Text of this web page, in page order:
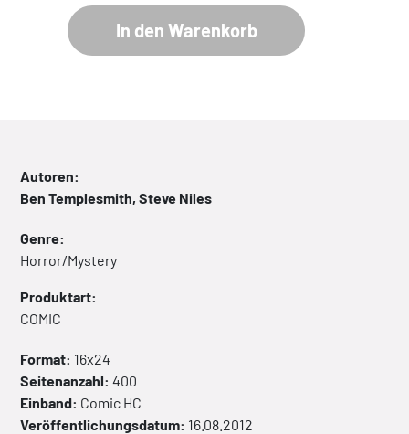
In den Warenkorb
Autoren:
Ben Templesmith, Steve Niles
Genre:
Horror/Mystery
Produktart:
COMIC
Format: 16x24
Seitenanzahl: 400
Einband: Comic HC
Veröffentlichungsdatum: 16.08.2012